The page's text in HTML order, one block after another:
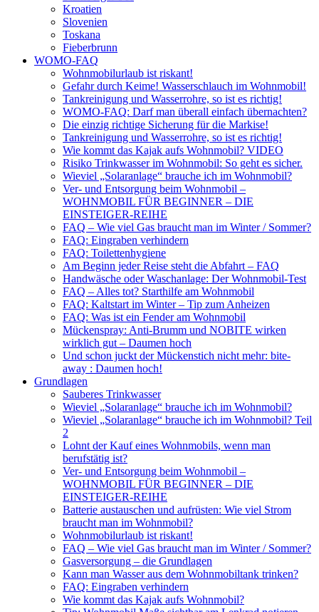
Kroatien
Slovenien
Toskana
Fieberbrunn
WOMO-FAQ
Wohnmobilurlaub ist riskant!
Gefahr durch Keime! Wasserschlauch im Wohnmobil!
Tankreinigung und Wasserrohre, so ist es richtig!
WOMO-FAQ: Darf man überall einfach übernachten?
Die einzig richtige Sicherung für die Markise!
Tankreinigung und Wasserrohre, so ist es richtig!
Wie kommt das Kajak aufs Wohnmobil? VIDEO
Risiko Trinkwasser im Wohnmobil: So geht es sicher.
Wieviel „Solaranlage“ brauche ich im Wohnmobil?
Ver- und Entsorgung beim Wohnmobil –
WOHNMOBIL FÜR BEGINNER – DIE
EINSTEIGER-REIHE
FAQ – Wie viel Gas braucht man im Winter / Sommer?
FAQ: Eingraben verhindern
FAQ: Toilettenhygiene
Am Beginn jeder Reise steht die Abfahrt – FAQ
Handwäsche oder Waschanlage: Der Wohnmobil-Test
FAQ – Alles tot? Starthilfe am Wohnmobil
FAQ: Kaltstart im Winter – Tip zum Anheizen
FAQ: Was ist ein Fender am Wohnmobil
Mückenspray: Anti-Brumm und NOBITE wirken
wirklich gut – Daumen hoch
Und schon juckt der Mückenstich nicht mehr: bite-
away : Daumen hoch!
Grundlagen
Sauberes Trinkwasser
Wieviel „Solaranlage“ brauche ich im Wohnmobil?
Wieviel „Solaranlage“ brauche ich im Wohnmobil? Teil
2
Lohnt der Kauf eines Wohnmobils, wenn man
berufstätig ist?
Ver- und Entsorgung beim Wohnmobil –
WOHNMOBIL FÜR BEGINNER – DIE
EINSTEIGER-REIHE
Batterie austauschen und aufrüsten: Wie viel Strom
braucht man im Wohnmobil?
Wohnmobilurlaub ist riskant!
FAQ – Wie viel Gas braucht man im Winter / Sommer?
Gasversorgung – die Grundlagen
Kann man Wasser aus dem Wohnmobiltank trinken?
FAQ: Eingraben verhindern
Wie kommt das Kajak aufs Wohnmobil?